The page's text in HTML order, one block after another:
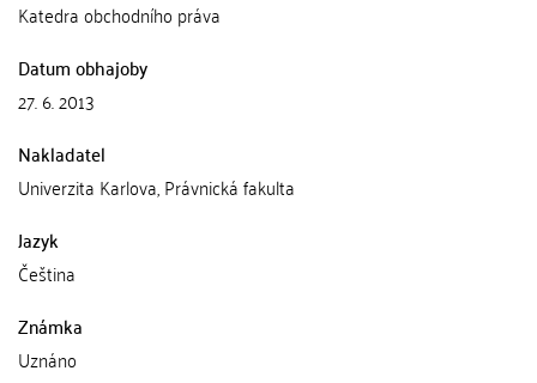
Katedra obchodního práva
Datum obhajoby
27. 6. 2013
Nakladatel
Univerzita Karlova, Právnická fakulta
Jazyk
Čeština
Známka
Uznáno